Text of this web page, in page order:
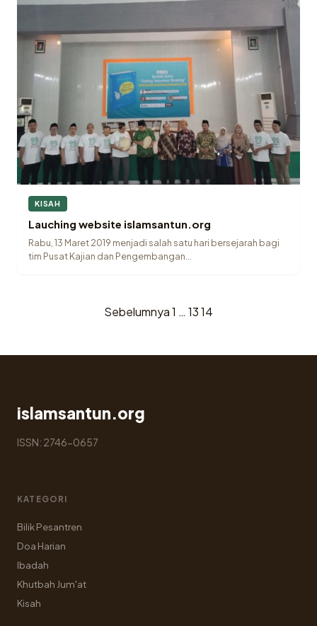
KISAH
Lauching website islamsantun.org
Rabu, 13 Maret 2019 menjadi salah satu hari bersejarah bagi
tim Pusat Kajian dan Pengembangan…
Paginasi
Sebelumnya1 … 1314
islamsantun.org
ISSN: 2746-0657
KATEGORI
Bilik Pesantren
Doa Harian
Ibadah
Khutbah Jum'at
Kisah